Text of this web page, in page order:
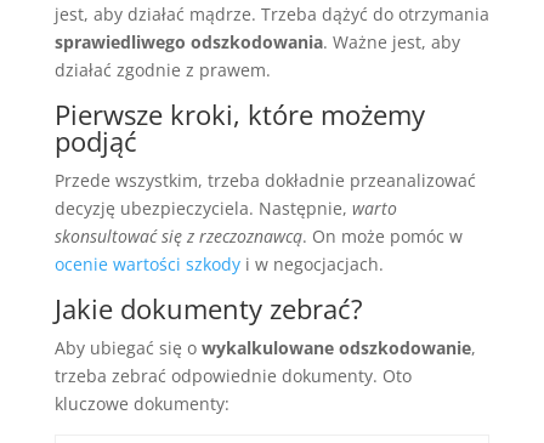
jest, aby działać mądrze. Trzeba dążyć do otrzymania
sprawiedliwego odszkodowania. Ważne jest, aby
działać zgodnie z prawem.
Pierwsze kroki, które możemy
podjąć
Przede wszystkim, trzeba dokładnie przeanalizować
decyzję ubezpieczyciela. Następnie, warto
skonsultować się z rzeczoznawcą. On może pomóc w
ocenie wartości szkodyi w negocjacjach.
Jakie dokumenty zebrać?
Aby ubiegać się o wykalkulowane odszkodowanie,
trzeba zebrać odpowiednie dokumenty. Oto
kluczowe dokumenty: